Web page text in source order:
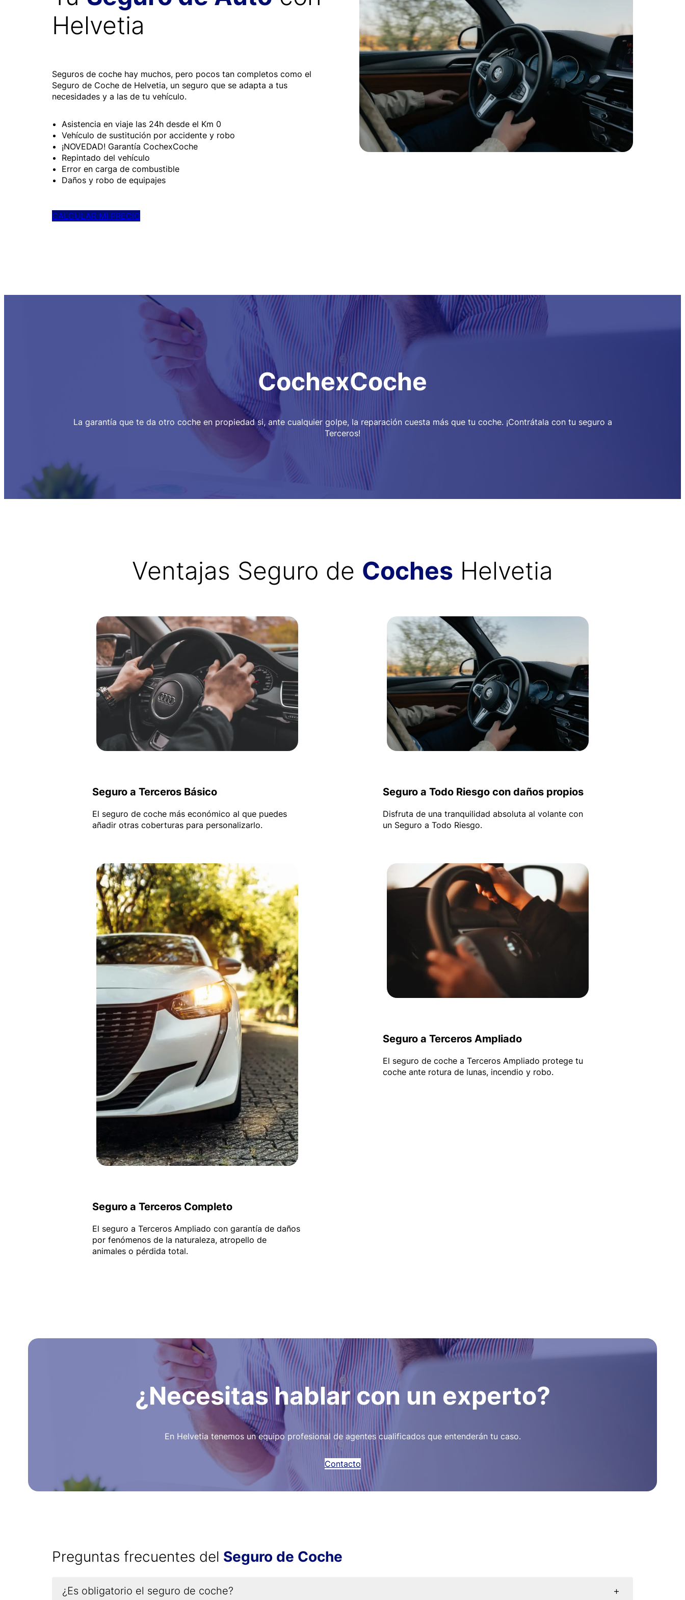
Helvetia
Seguros de coche hay muchos, pero pocos tan completos como el
Seguro de Coche de Helvetia, un seguro que se adapta a tus
necesidades y a las de tu vehículo.
Asistencia en viaje las 24h desde el Km 0
Vehículo de sustitución por accidente y robo
¡NOVEDAD! Garantía CochexCoche
Repintado del vehículo
Error en carga de combustible
Daños y robo de equipajes
CALCULAR MI PRECIO
CochexCoche
La garantía que te da otro coche en propiedad si, ante cualquier golpe, la reparación cuesta más que tu coche. ¡Contrátala con tu seguro a
Terceros!
Ventajas Seguro de Coches Helvetia
Seguro a Terceros Básico
El seguro de coche más económico al que puedes
añadir otras coberturas para personalizarlo.
Seguro a Terceros Completo
El seguro a Terceros Ampliado con garantía de daños
por fenómenos de la naturaleza, atropello de
animales o pérdida total.
Seguro a Todo Riesgo con daños propios
Disfruta de una tranquilidad absoluta al volante con
un Seguro a Todo Riesgo.
Seguro a Terceros Ampliado
El seguro de coche a Terceros Ampliado protege tu
coche ante rotura de lunas, incendio y robo.
¿Necesitas hablar con un experto?
En Helvetia tenemos un equipo profesional de agentes cualificados que entenderán tu caso.
Contacto
Preguntas frecuentes del Seguro de Coche
¿Es obligatorio el seguro de coche? +